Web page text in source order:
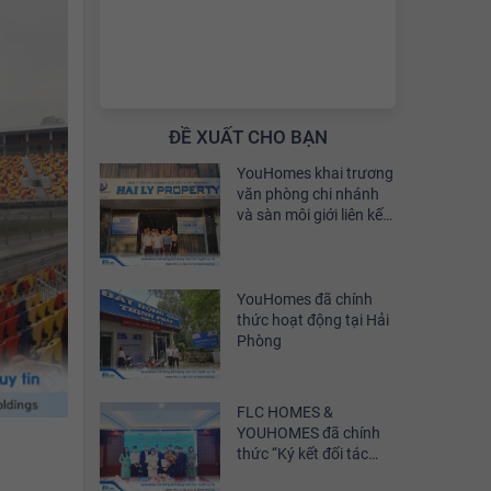
ĐỀ XUẤT CHO BẠN
YouHomes khai trương
văn phòng chi nhánh
và sàn môi giới liên kết
YouHomes đã chính
thức hoạt động tại Hải
Phòng
FLC HOMES &
YOUHOMES đã chính
thức “Ký kết đối tác